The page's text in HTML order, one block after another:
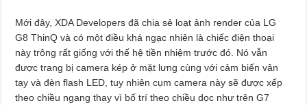
Mới đây, XDA Developers đã chia sẻ loạt ảnh render của LG
G8 ThinQ và có một điều khá ngạc nhiên là chiếc điện thoại
này trông rất giống với thế hệ tiền nhiệm trước đó. Nó vẫn
được trang bị camera kép ở mặt lưng cùng với cảm biến vân
tay và đèn flash LED, tuy nhiên cụm camera này sẽ được xếp
theo chiều ngang thay vì bố trí theo chiều dọc như trên G7